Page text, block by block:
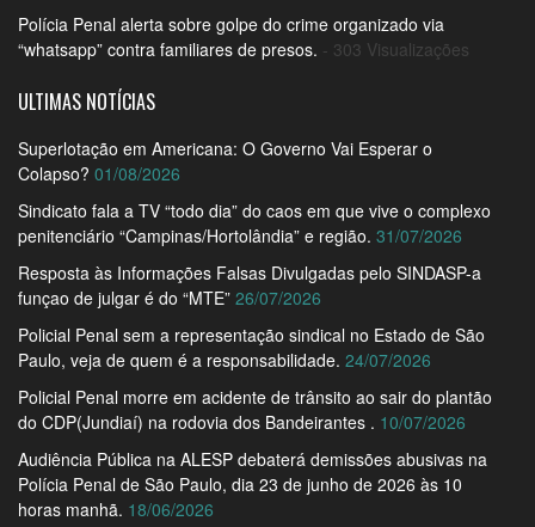
Polícia Penal alerta sobre golpe do crime organizado via
“whatsapp” contra familiares de presos. - 303 Visualizações
ULTIMAS NOTÍCIAS
Superlotação em Americana: O Governo Vai Esperar o
Colapso? 01/08/2026
Sindicato fala a TV “todo dia” do caos em que vive o complexo
penitenciário “Campinas/Hortolândia” e região. 31/07/2026
Resposta às Informações Falsas Divulgadas pelo SINDASP-a
funçao de julgar é do “MTE” 26/07/2026
Policial Penal sem a representação sindical no Estado de São
Paulo, veja de quem é a responsabilidade. 24/07/2026
Policial Penal morre em acidente de trânsito ao sair do plantão
do CDP(Jundiaí) na rodovia dos Bandeirantes . 10/07/2026
Audiência Pública na ALESP debaterá demissões abusivas na
Polícia Penal de São Paulo, dia 23 de junho de 2026 às 10
horas manhã. 18/06/2026